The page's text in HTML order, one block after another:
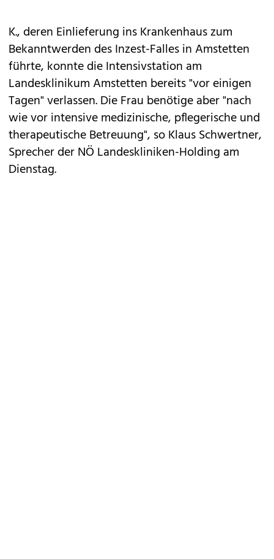
K., deren Einlieferung ins Krankenhaus zum
Bekanntwerden des Inzest-Falles in Amstetten
führte, konnte die Intensivstation am
Landesklinikum Amstetten bereits "vor einigen
Tagen" verlassen. Die Frau benötige aber "nach
wie vor intensive medizinische, pflegerische und
therapeutische Betreuung", so Klaus Schwertner,
Sprecher der NÖ Landeskliniken-Holding am
Dienstag.